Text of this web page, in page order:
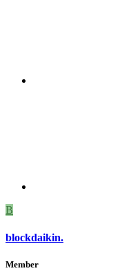
B
blockdaikin.
Member